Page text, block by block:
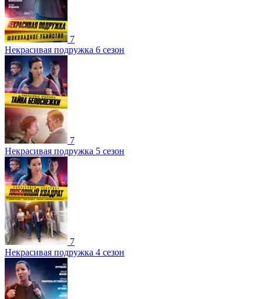
7
Некрасивая подружка 6 сезон
7
Некрасивая подружка 5 сезон
7
Некрасивая подружка 4 сезон